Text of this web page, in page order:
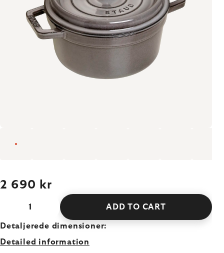
2 690 kr
ADD TO CART
Detaljerede dimensioner:
Detailed information